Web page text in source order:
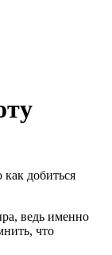
добиться
ведь именно
что